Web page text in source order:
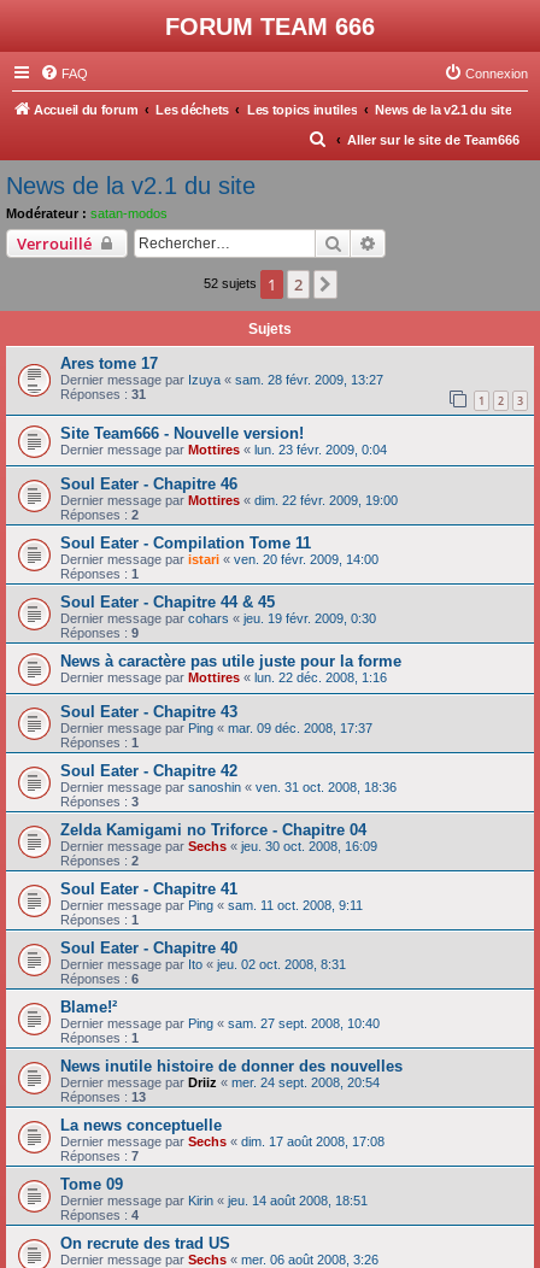
FORUM TEAM 666
FAQ Connexion
Accueil du forum Les déchets Les topics inutiles News de la v2.1 du site
Aller sur le site de Team666
R
e
r
c
News de la v2.1 du site
Modérateur : satan-modos
Verrouillé Rechercher
52 sujets 1 2
Sujets
Ares tome 17
Dernier message par Izuya « sam. 28 févr. 2009, 13:27
Réponses : 31 1 2 3
Site Team666 - Nouvelle version!
Dernier message par Mottires « lun. 23 févr. 2009, 0:04
Soul Eater - Chapitre 46
Dernier message par Mottires « dim. 22 févr. 2009, 19:00
Réponses : 2
Soul Eater - Compilation Tome 11
Dernier message par istari « ven. 20 févr. 2009, 14:00
Réponses : 1
Soul Eater - Chapitre 44 & 45
Dernier message par cohars « jeu. 19 févr. 2009, 0:30
Réponses : 9
News à caractère pas utile juste pour la forme
Dernier message par Mottires « lun. 22 déc. 2008, 1:16
Soul Eater - Chapitre 43
Dernier message par Ping « mar. 09 déc. 2008, 17:37
Réponses : 1
Soul Eater - Chapitre 42
Dernier message par sanoshin « ven. 31 oct. 2008, 18:36
Réponses : 3
Zelda Kamigami no Triforce - Chapitre 04
Dernier message par Sechs « jeu. 30 oct. 2008, 16:09
Réponses : 2
Soul Eater - Chapitre 41
Dernier message par Ping « sam. 11 oct. 2008, 9:11
Réponses : 1
Soul Eater - Chapitre 40
Dernier message par Ito « jeu. 02 oct. 2008, 8:31
Réponses : 6
Blame!²
Dernier message par Ping « sam. 27 sept. 2008, 10:40
Réponses : 1
News inutile histoire de donner des nouvelles
Dernier message par Driiz « mer. 24 sept. 2008, 20:54
Réponses : 13
La news conceptuelle
Dernier message par Sechs « dim. 17 août 2008, 17:08
Réponses : 7
Tome 09
Dernier message par Kirin « jeu. 14 août 2008, 18:51
Réponses : 4
On recrute des trad US
Dernier message par Sechs « mer. 06 août 2008, 3:26